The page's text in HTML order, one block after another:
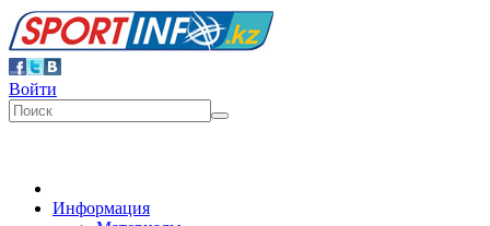
Войти
Информация